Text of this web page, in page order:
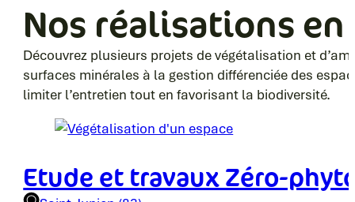
Nos réalisations
Découvrez plusieurs projets de végétalisation et
surfaces minérales à la gestion différenciée des
limiter l’entretien tout en favorisant la biodiversité.
Etude et travaux Zéro-